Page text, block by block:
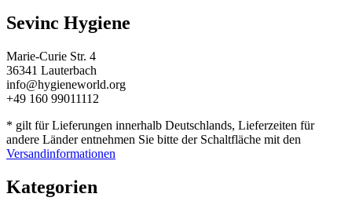
Sevinc Hygiene
Marie-Curie Str. 4
36341 Lauterbach
info@hygieneworld.org
+49 160 99011112
* gilt für Lieferungen innerhalb Deutschlands, Lieferzeiten für
andere Länder entnehmen Sie bitte der Schaltfläche mit den
Versandinformationen
Kategorien